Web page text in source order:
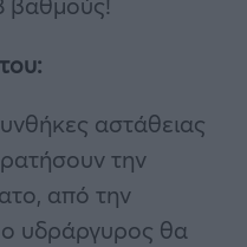
αστάθειας
την
από την
ο υδράργυρος θα